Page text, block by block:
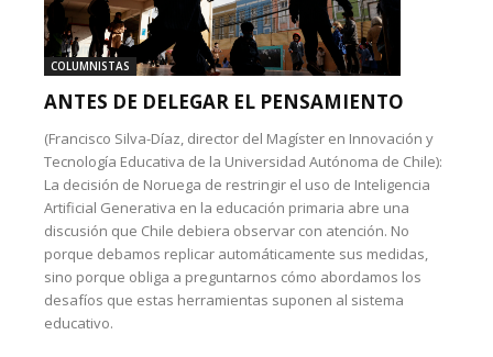
COLUMNISTAS
ANTES DE DELEGAR EL PENSAMIENTO
(Francisco Silva-Díaz, director del Magíster en Innovación y
Tecnología Educativa de la Universidad Autónoma de Chile):
La decisión de Noruega de restringir el uso de Inteligencia
Artificial Generativa en la educación primaria abre una
discusión que Chile debiera observar con atención. No
porque debamos replicar automáticamente sus medidas,
sino porque obliga a preguntarnos cómo abordamos los
desafíos que estas herramientas suponen al sistema
educativo.